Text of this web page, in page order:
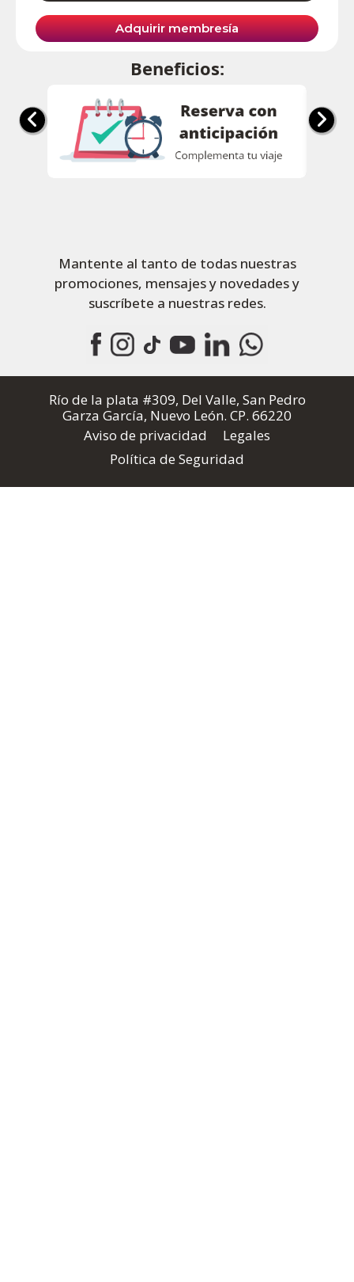
Adquirir membresía
Beneficios:
Mantente al tanto de todas nuestras
promociones, mensajes y novedades y
suscríbete a nuestras redes.
Río de la plata #309, Del Valle, San Pedro
Garza García, Nuevo León. CP. 66220
Aviso de privacidad
Legales
Política de Seguridad